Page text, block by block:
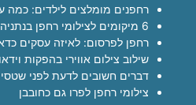
רחפנים מומלצים לילדים: כמה
6 מיקומים לצילומי רחפן בנתניה
רחפן לפרסום: לאיזה עסקים
שילוב צילום אווירי בהפקות
דברים חשובים לדעת לפני
צילומי רחפן לפרו גם כחובבן